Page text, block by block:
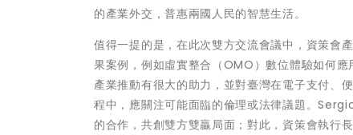
的產業外交，普惠兩國人民的智慧生活。
值得一提的是，在此次雙方交流會議中，資策會
果案例，例如虛實整合（OMO）數位體驗如何
產業推動有很大的助力，並對臺灣在電子支付、
程中，應關注可能面臨的倫理或法律議題。
的合作，共創雙方雙贏局面；對此，資策會執行